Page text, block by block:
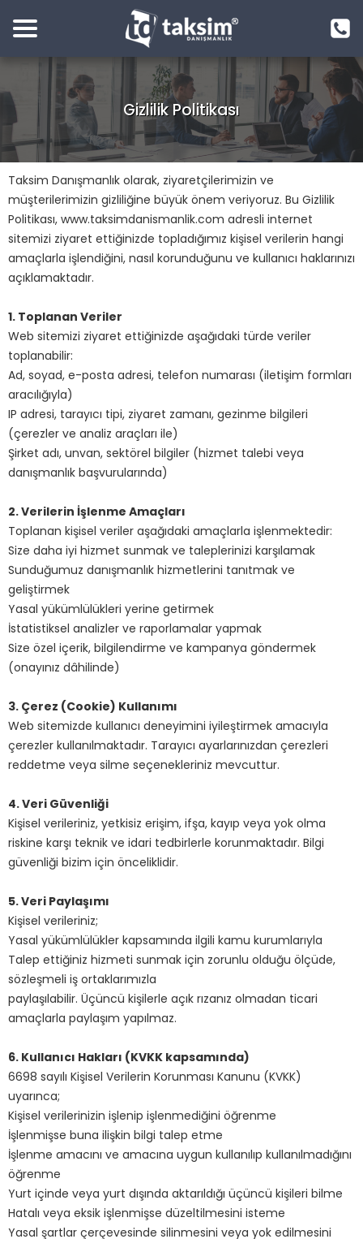
Gizlilik Politikası
Taksim Danışmanlık olarak, ziyaretçilerimizin ve
müşterilerimizin gizliliğine büyük önem veriyoruz. Bu Gizlilik
Politikası, www.taksimdanismanlik.com adresli internet
sitemizi ziyaret ettiğinizde topladığımız kişisel verilerin hangi
amaçlarla işlendiğini, nasıl korunduğunu ve kullanıcı haklarınızı
açıklamaktadır.
1. Toplanan Veriler
Web sitemizi ziyaret ettiğinizde aşağıdaki türde veriler
toplanabilir:
Ad, soyad, e-posta adresi, telefon numarası (iletişim formları
aracılığıyla)
IP adresi, tarayıcı tipi, ziyaret zamanı, gezinme bilgileri
(çerezler ve analiz araçları ile)
Şirket adı, unvan, sektörel bilgiler (hizmet talebi veya
danışmanlık başvurularında)
2. Verilerin İşlenme Amaçları
Toplanan kişisel veriler aşağıdaki amaçlarla işlenmektedir:
Size daha iyi hizmet sunmak ve taleplerinizi karşılamak
Sunduğumuz danışmanlık hizmetlerini tanıtmak ve
geliştirmek
Yasal yükümlülükleri yerine getirmek
İstatistiksel analizler ve raporlamalar yapmak
Size özel içerik, bilgilendirme ve kampanya göndermek
(onayınız dâhilinde)
3. Çerez (Cookie) Kullanımı
Web sitemizde kullanıcı deneyimini iyileştirmek amacıyla
çerezler kullanılmaktadır. Tarayıcı ayarlarınızdan çerezleri
reddetme veya silme seçenekleriniz mevcuttur.
4. Veri Güvenliği
Kişisel verileriniz, yetkisiz erişim, ifşa, kayıp veya yok olma
riskine karşı teknik ve idari tedbirlerle korunmaktadır. Bilgi
güvenliği bizim için önceliklidir.
5. Veri Paylaşımı
Kişisel verileriniz;
Yasal yükümlülükler kapsamında ilgili kamu kurumlarıyla
Talep ettiğiniz hizmeti sunmak için zorunlu olduğu ölçüde,
sözleşmeli iş ortaklarımızla
paylaşılabilir. Üçüncü kişilerle açık rızanız olmadan ticari
amaçlarla paylaşım yapılmaz.
6. Kullanıcı Hakları (KVKK kapsamında)
6698 sayılı Kişisel Verilerin Korunması Kanunu (KVKK)
uyarınca;
Kişisel verilerinizin işlenip işlenmediğini öğrenme
İşlenmişse buna ilişkin bilgi talep etme
İşlenme amacını ve amacına uygun kullanılıp kullanılmadığını
öğrenme
Yurt içinde veya yurt dışında aktarıldığı üçüncü kişileri bilme
Hatalı veya eksik işlenmişse düzeltilmesini isteme
Yasal şartlar çerçevesinde silinmesini veya yok edilmesini